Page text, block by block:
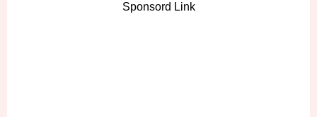
Sponsord Link